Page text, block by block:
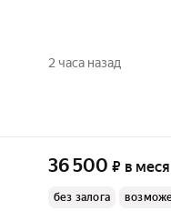
2 часа назад
36 500 ₽ в
без залога